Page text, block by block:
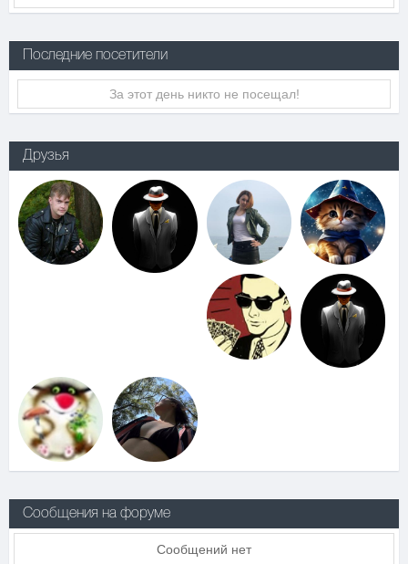
Последние посетители
За этот день никто не посещал!
Друзья
Сообщения на форуме
Сообщений нет